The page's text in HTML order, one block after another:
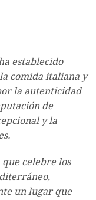
establecido
comida italiana y
la autenticidad
de
y la
celebre los
un lugar que